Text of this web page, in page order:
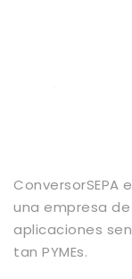
ConversorSEPA
una empresa
aplicaciones
tan PYMEs.